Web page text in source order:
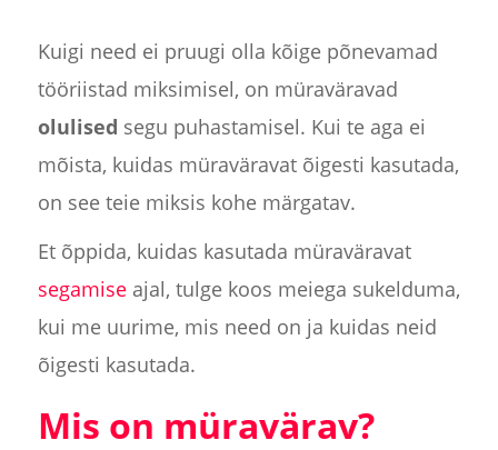
Kuigi need ei pruugi olla kõige põnevamad
tööriistad miksimisel, on müraväravad
olulised segu puhastamisel. Kui te aga ei
mõista, kuidas müraväravat õigesti kasutada,
on see teie miksis kohe märgatav.
Et õppida, kuidas kasutada müraväravat
segamiseajal, tulge koos meiega sukelduma,
kui me uurime, mis need on ja kuidas neid
õigesti kasutada.
Mis on müravärav?